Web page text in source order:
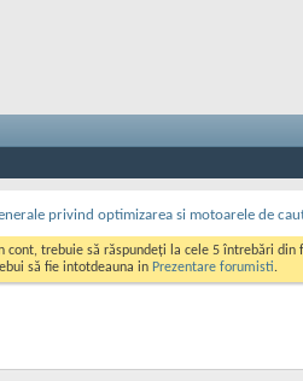
privind optimizarea si motoarele de
cont, trebuie să răspundeți la cele 5 întrebări
să fie intotdeauna in Prezentare forumisti.